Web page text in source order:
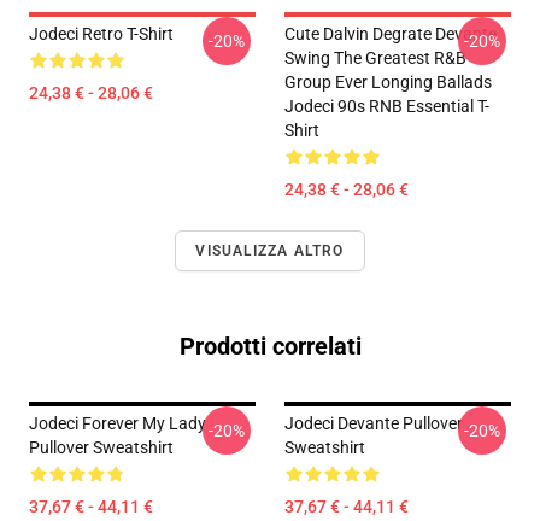
Jodeci Retro T-Shirt
24,38 € - 28,06 €
-20%
Cute Dalvin Degrate Devante
Swing The Greatest R&B
Group Ever Longing Ballads
Jodeci 90s RNB Essential T-
Shirt
24,38 € - 28,06 €
-20%
VISUALIZZA ALTRO
Prodotti correlati
Jodeci Forever My Lady
Pullover Sweatshirt
37,67 € - 44,11 €
-20%
Jodeci Devante Pullover
Sweatshirt
37,67 € - 44,11 €
-20%